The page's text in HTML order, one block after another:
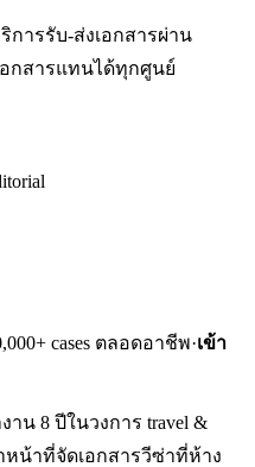
การรับ-ส่งเอกสารผ่าน
กสารแทนได้ทุกศูนย์
cases ตลอดอาชีพ·เข้า
าน 8 ปีในวงการ travel &
าหน้าที่จัดเอกสารวีซ่าที่ห้าง